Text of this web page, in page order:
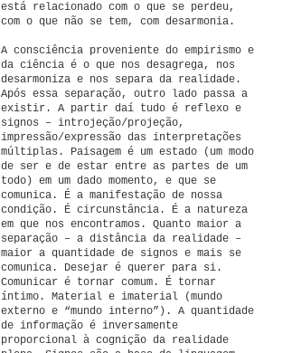
está relacionado com o que se perdeu,
com o que não se tem, com desarmonia.
A consciência proveniente do empirismo e
da ciência é o que nos desagrega, nos
desarmoniza e nos separa da realidade.
Após essa separação, outro lado passa a
existir. A partir daí tudo é reflexo e
signos – introjeção/projeção,
impressão/expressão das interpretações
múltiplas. Paisagem é um estado (um modo
de ser e de estar entre as partes de um
todo) em um dado momento, e que se
comunica. É a manifestação de nossa
condição. É circunstância. É a natureza
em que nos encontramos. Quanto maior a
separação – a distância da realidade –
maior a quantidade de signos e mais se
comunica. Desejar é querer para si.
Comunicar é tornar comum. É tornar
íntimo. Material e imaterial (mundo
externo e “mundo interno”). A quantidade
de informação é inversamente
proporcional à cognição da realidade